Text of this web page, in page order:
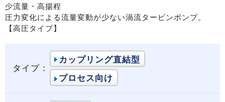
少流量・高揚程
圧力変化による流量変動が少ない渦流タービンポンプ。
【高圧タイプ】
タイプ：
カップリング直結型
プロセス向け